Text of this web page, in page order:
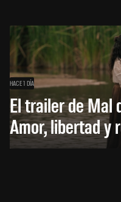
HACE 1 DÍA
El trailer de Mal
Amor, libertad y